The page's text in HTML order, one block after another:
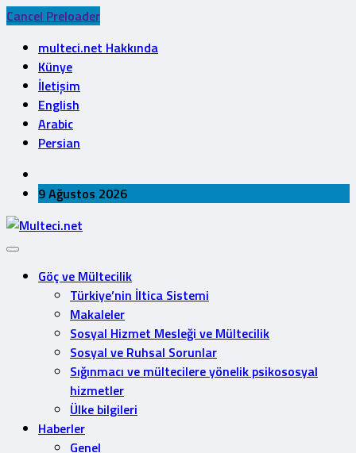
Cancel Preloader
multeci.net Hakkında
Künye
İletişim
English
Arabic
Persian
9 Ağustos 2026
Göç ve Mültecilik
Türkiye’nin İltica Sistemi
Makaleler
Sosyal Hizmet Mesleği ve Mültecilik
Sosyal ve Ruhsal Sorunlar
Sığınmacı ve mültecilere yönelik psikososyal
hizmetler
Ülke bilgileri
Haberler
Genel